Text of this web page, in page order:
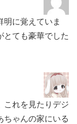
に覚えていま
とても豪華でした
これを見たりデジ
ちゃんの家にいる